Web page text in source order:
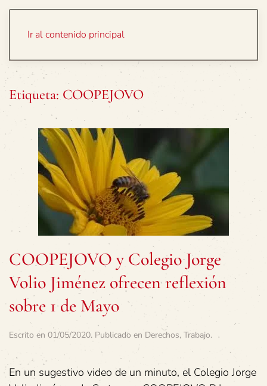
Ir al contenido principal
Etiqueta: COOPEJOVO
COOPEJOVO y Colegio Jorge
Volio Jiménez ofrecen reflexión
sobre 1 de Mayo
Escrito en 01/05/2020. Publicado en Derechos, Trabajo.
En un sugestivo video de un minuto, el Colegio Jorge